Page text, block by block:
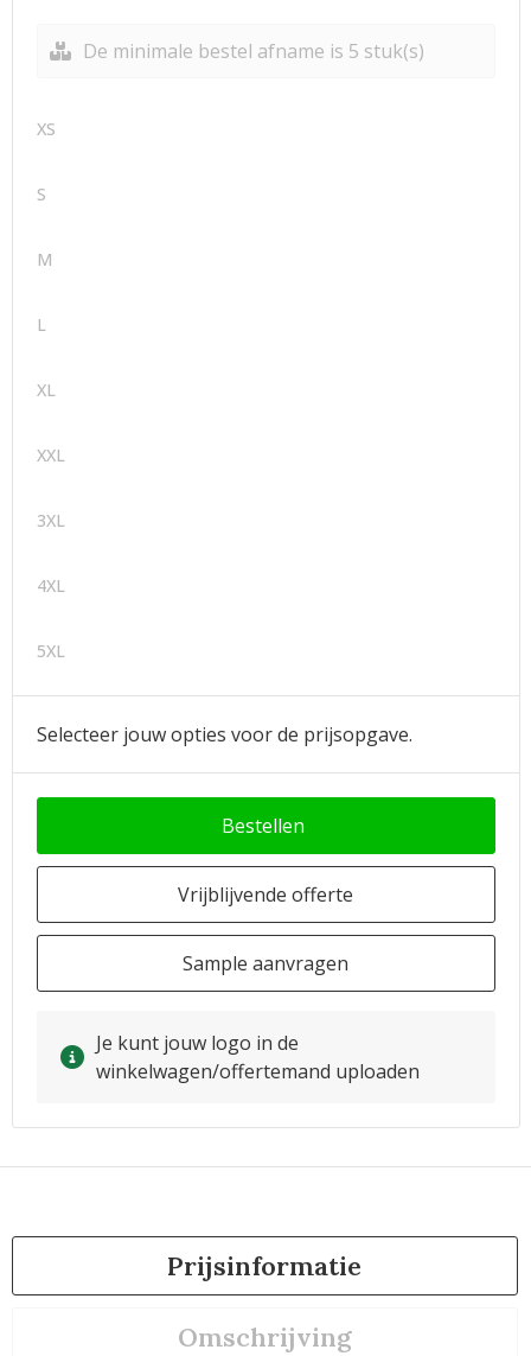
De minimale bestel afname is 5 stuk(s)
XS
S
M
L
XL
XXL
3XL
4XL
5XL
Selecteer jouw opties voor de prijsopgave.
Bestellen
Vrijblijvende offerte
Sample aanvragen
Je kunt jouw logo in de
winkelwagen/offertemand uploaden
Prijsinformatie
Omschrijving